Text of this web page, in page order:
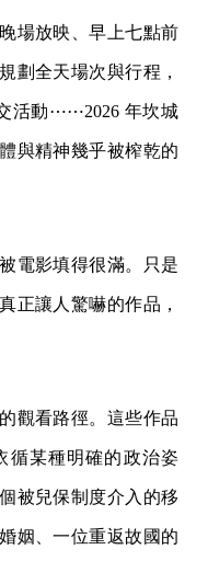
場放映、早上七點前
劃全天場次與行程，
活動⋯⋯2026 年坎城
與精神幾乎被榨乾的
電影填得很滿。只是
正讓人驚嚇的作品，
觀看路徑。這些作品
循某種明確的政治姿
被兒保制度介入的移
姻、一位重返故國的